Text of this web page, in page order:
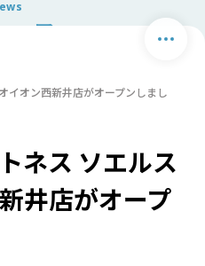
ース
イオン西新井店がオープンしまし
ネス ソエルス
井店がオープ